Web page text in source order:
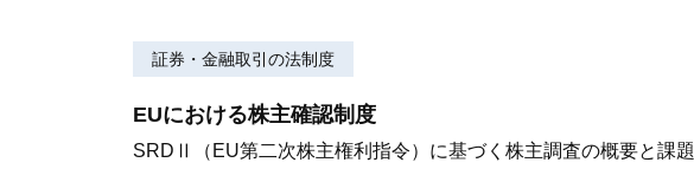
証券・金融取引の法制度
EUにおける株主確認制度
SRDⅡ（EU第二次株主権利指令）に基づく株主調査の概要と課題